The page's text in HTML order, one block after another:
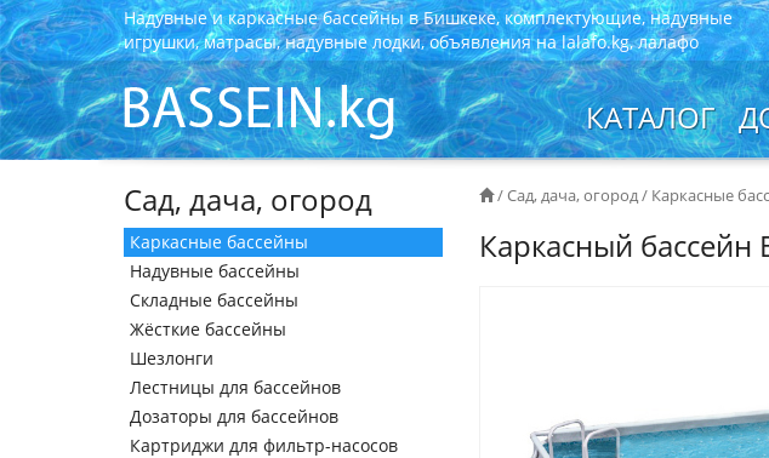
Надувные и каркасные бассейны в Бишкеке, комплектующие, надувные
игрушки, матрасы, надувные лодки, объявления на lalafo.kg, лалафо
КАТАЛОГ
Сад, дача, огород
Каркасные бассейны
Надувные бассейны
Складные бассейны
Жёсткие бассейны
Шезлонги
Лестницы для бассейнов
Дозаторы для бассейнов
Картриджи для фильтр-насосов
/Сад, дача, огород/ Каркасные
Каркасный бассейн